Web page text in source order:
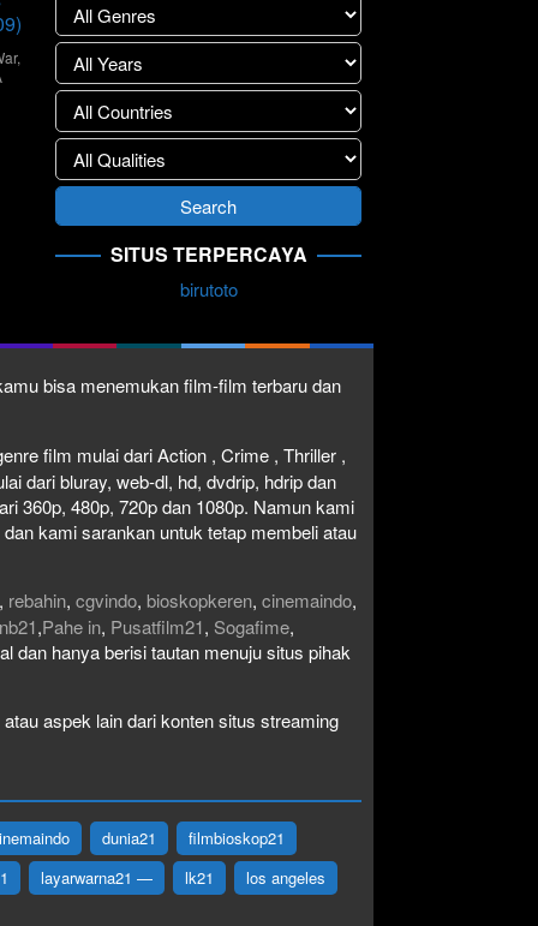
,
SITUS TERPERCAYA
birutoto
bisa menemukan film-film terbaru dan
film mulai dari Action , Crime , Thriller ,
dari bluray, web-dl, hd, dvdrip, hdrip dan
360p, 480p, 720p dan 1080p. Namun kami
kami sarankan untuk tetap membeli atau
, rebahin, cgvindo, bioskopkeren, cinemaindo,
nb21,Pahe in, Pusatfilm21, Sogafime,
dan hanya berisi tautan menuju situs pihak
aspek lain dari konten situs streaming
dunia21
filmbioskop21
layarwarna21 — lk21 los angeles